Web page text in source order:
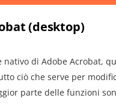
(desktop)
nativo di Adobe Acrobat,
ciò che serve per
parte delle funzioni